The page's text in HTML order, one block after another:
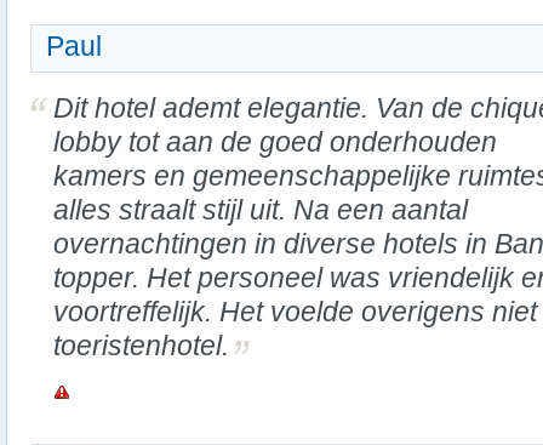
Paul
Dit hotel ademt elegantie. Van de
lobby tot aan de goed onderhouden
kamers en gemeenschappelijke
alles straalt stijl uit. Na een aantal
overnachtingen in diverse hotels in
topper. Het personeel was vriendelijk
voortreffelijk. Het voelde overigens
toeristenhotel.